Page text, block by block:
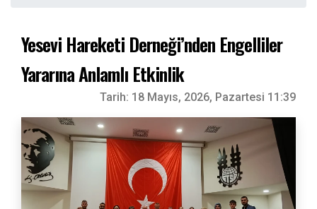
Yesevi Hareketi Derneği’nden Engelliler
Yararına Anlamlı Etkinlik
Tarih: 18 Mayıs, 2026, Pazartesi 11:39